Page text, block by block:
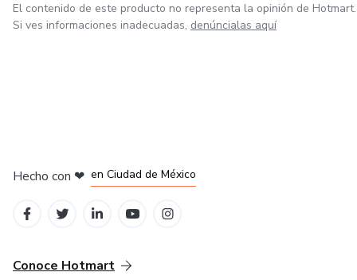
El contenido de este producto no representa la opinión de Hotmart.
Si ves informaciones inadecuadas, denúncialas aquí
Hecho con ❤ en Ciudad de México
Conoce Hotmart